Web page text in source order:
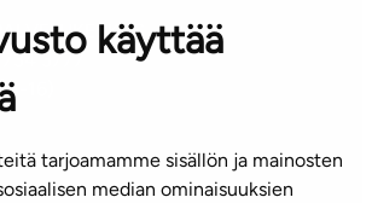
käyttää
tarjoamamme sisällön ja mainosten
median ominaisuuksien
3777
16)